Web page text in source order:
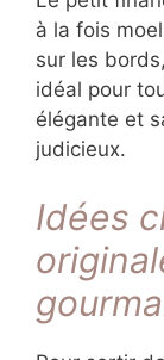
constitue
chocolat
café, créant
les
texture à la
croustillante
café. Sa
font un choix